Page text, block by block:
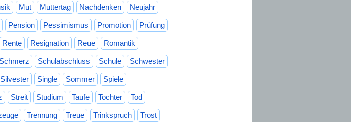
Mut Muttertag Nachdenken Neujahr
Pension Pessimismus Promotion Prüfung
Rente Resignation Reue Romantik
Schmerz Schulabschluss Schule Schwester
Silvester Single Sommer Spiele
Streit Studium Taufe Tochter Tod
Trennung Treue Trinkspruch Trost